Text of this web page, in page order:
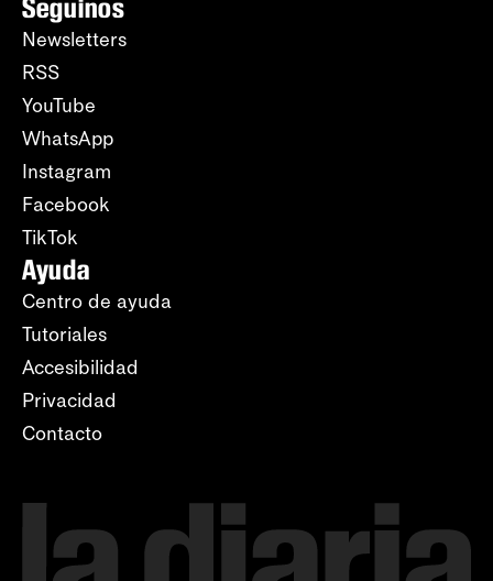
Seguinos
Newsletters
RSS
YouTube
WhatsApp
Instagram
Facebook
TikTok
Ayuda
Centro de ayuda
Tutoriales
Accesibilidad
Privacidad
Contacto